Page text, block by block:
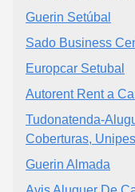
Guerin Setúbal
Sado Business
Europcar Setubal
Autorent Rent a
Tudonatenda-
Coberturas,
Guerin Almada